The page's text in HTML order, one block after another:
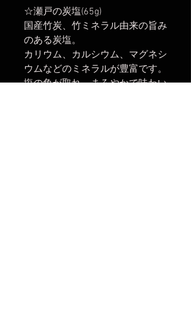
☆瀬戸の炭塩(65g)
国産竹炭、竹ミネラル由来の旨み
のある炭塩。
カリウム、カルシウム、マグネシ
ウムなどのミネラルが豊富です。
塩の角が取れ、まろやかで味わい